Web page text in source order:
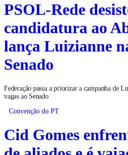
PSOL-Rede
candidatura ao
lança Luizianne
Senado
Federação passa a priorizar a campanha de
vagas ao Senado
Convenção do PT
Cid Gomes